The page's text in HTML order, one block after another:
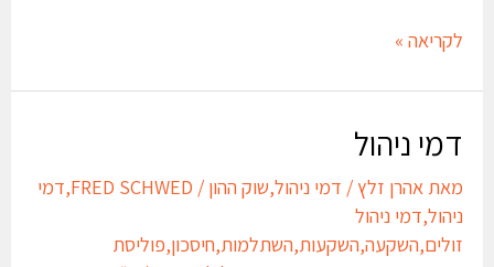
לקריאה »
דמי ניהול
מאתאהרן זלץ/דמי ניהול,שוק ההון/
FRED SCHWED
,דמי
ניהול,דמי ניהול
זולים,השקעה,השקעות,השתלמות,חיסכון,פוליסת